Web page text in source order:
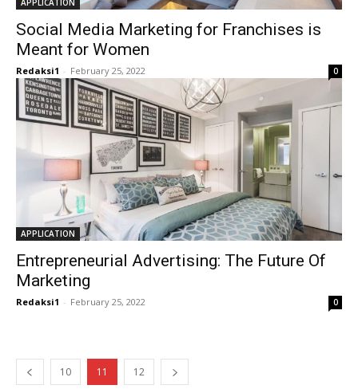
APPLICATION
Social Media Marketing for Franchises is
Meant for Women
Redaksi1 - February 25, 2022 0
APPLICATION
Entrepreneurial Advertising: The Future Of
Marketing
Redaksi1 - February 25, 2022 0
10 11 12